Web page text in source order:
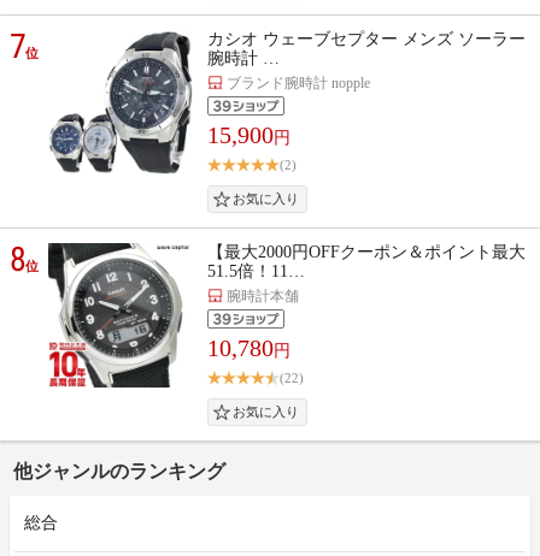
7位
カシオ ウェーブセプター メンズ ソーラー
腕時計 …
ブランド腕時計 nopple
15,900円
(2)
8位
【最大2000円OFFクーポン＆ポイント最大
51.5倍！11…
腕時計本舗
10,780円
(22)
他ジャンルのランキング
総合